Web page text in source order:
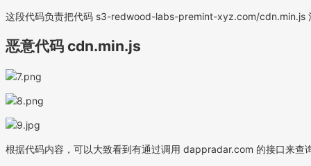
这段代码负责把代码 s3-redwood-labs-premint-xyz.com/cdn.min.js
恶意代码 cdn.min.js
根据代码内容，可以大致看到有通过调用 dappradar.com 的接口来